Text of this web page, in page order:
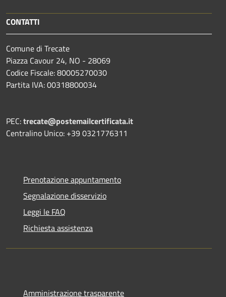
CONTATTI
Comune di Trecate
Piazza Cavour 24, NO - 28069
Codice Fiscale: 80005270030
Partita IVA: 00318800034
PEC:trecate@postemailcertificata.it
Centralino Unico: +39 0321776311
Prenotazione appuntamento
Segnalazione disservizio
Leggi le FAQ
Richiesta assistenza
Amministrazione trasparente